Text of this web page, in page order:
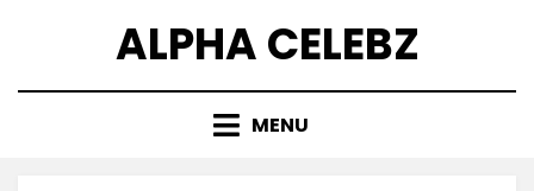
ALPHA CELEBZ
MENU